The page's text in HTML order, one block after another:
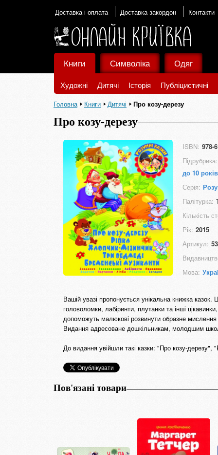
Доставка і оплата Доставка закордон Контакти
Книги
Художні Дитячі Історія Публіцистичні
Символіка Одяг
Головна Книги Дитячі Про козу-дерезу
Про козу-дерезу
ISBN: 978-
Підрубрика:
до 10 років
Серія:
Палітурка:
Кількість
Рік: 2015
Артикул:
Мова:
Вашій увазі пропонується унікальна книжка
головоломки, лабіринти, плутанки та інші
допоможуть малюкові розвинути образне
Видання адресоване дошкільникам, молодшим
До видання увійшли такі казки: "Про козу-
Пов'язані товари